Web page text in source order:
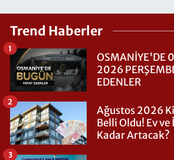
Trend Haberler
OSMANİYE'DE
2026
EDENLER
1
Ağustos 2026
Belli Oldu! Ev ve
Kadar Artacak?
2
3